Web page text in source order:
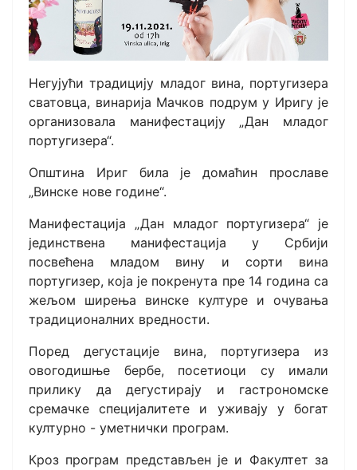
Негујући традицију младог вина, португизера
сватовца, винарија Мачков подрум у Иригу је
организовала манифестацију „Дан младог
португизера“.
Општина Ириг била је домаћин прославе
„Винске нове године“.
Манифестација „Дан младог португизера“ је
јединствена манифестација у Србији
посвећена младом вину и сорти вина
португизер, која је покренута пре 14 година са
жељом ширења винске културе и очувања
традиционалних вредности.
Поред дегустације вина, португизера из
овогодишње бербе, посетиоци су имали
прилику да дегустирају и гастрономске
сремачке специјалитете и уживају у богат
културно - уметнички програм.
Кроз програм представљен је и Факултет за